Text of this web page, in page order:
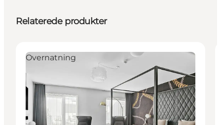
Relaterede produkter
Overnatning